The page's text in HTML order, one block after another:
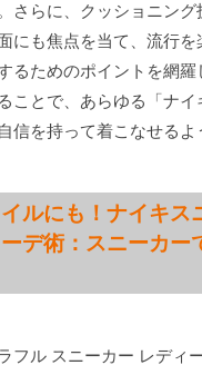
さらに、クッショニン
にも焦点を当て、流行
るためのポイントを網
ことで、あらゆる「ナ
信を持って着こなせる
ルにも！ナイキス
デ術：スニーカー
フル スニーカー レディ